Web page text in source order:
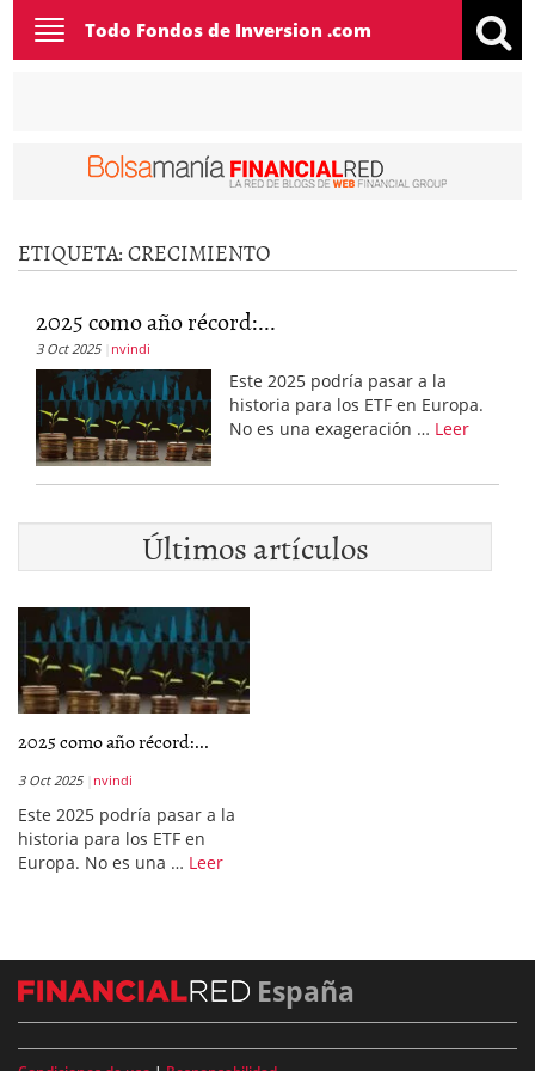
Toggle
navigation
Todo Fondos de Inversion .com
ETIQUETA:CRECIMIENTO
2025 como año récord:...
3 Oct 2025 nvindi
Este 2025 podría pasar a la
historia para los ETF en Europa.
No es una exageración … Leer
Últimos artículos
2025 como año récord:...
3 Oct 2025 nvindi
Este 2025 podría pasar a la
historia para los ETF en
Europa. No es una … Leer
España